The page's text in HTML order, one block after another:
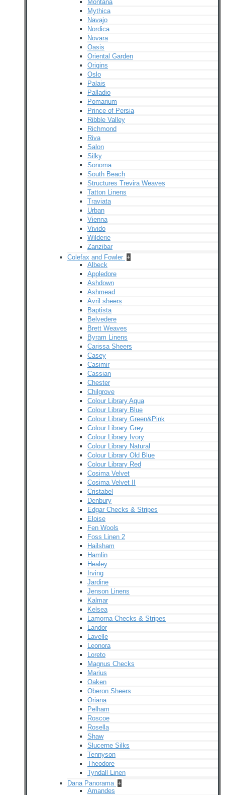
Montana
Mythica
Navajo
Nordica
Novara
Oasis
Oriental Garden
Origins
Oslo
Palais
Palladio
Pomarium
Prince of Persia
Ribble Valley
Richmond
Riva
Salon
Silky
Sonoma
South Beach
Structures Trevira Weaves
Tatton Linens
Traviata
Urban
Vienna
Vivido
Wilderie
Zanzibar
Colefax and Fowler +
Albeck
Appledore
Ashdown
Ashmead
Avril sheers
Baptista
Belvedere
Brett Weaves
Byram Linens
Carissa Sheers
Casey
Casimir
Cassian
Chester
Chilgrove
Colour Library Aqua
Colour Library Blue
Colour Library Green&Pink
Colour Library Grey
Colour Library Ivory
Colour Library Natural
Colour Library Old Blue
Colour Library Red
Cosima Velvet
Cosima Velvet II
Cristabel
Denbury
Edgar Checks & Stripes
Eloise
Fen Wools
Foss Linen 2
Hailsham
Hamlin
Healey
Irving
Jardine
Jenson Linens
Kalmar
Kelsea
Lamorna Checks & Stripes
Landor
Lavelle
Leonora
Loreto
Magnus Checks
Marius
Oaken
Oberon Sheers
Oriana
Pelham
Roscoe
Rosella
Shaw
Slucerne Silks
Tennyson
Theodore
Tyndall Linen
Dana Panorama +
Amandes